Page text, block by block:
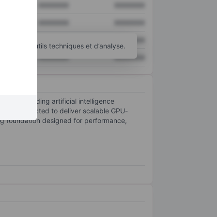
XXXXXXX XXXXXXX
d’autres outils techniques et d’analyse.
demanding artificial intelligence
is expected to deliver scalable GPU-
foundation designed for performance,